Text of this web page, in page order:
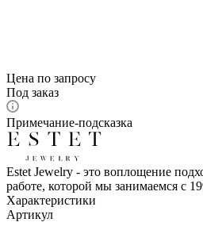
Цена по запросу
Под заказ
Примечание-подсказка
Estet Jewelry - это воплощение
работе, которой мы занимаемся с
Характеристики
Артикул